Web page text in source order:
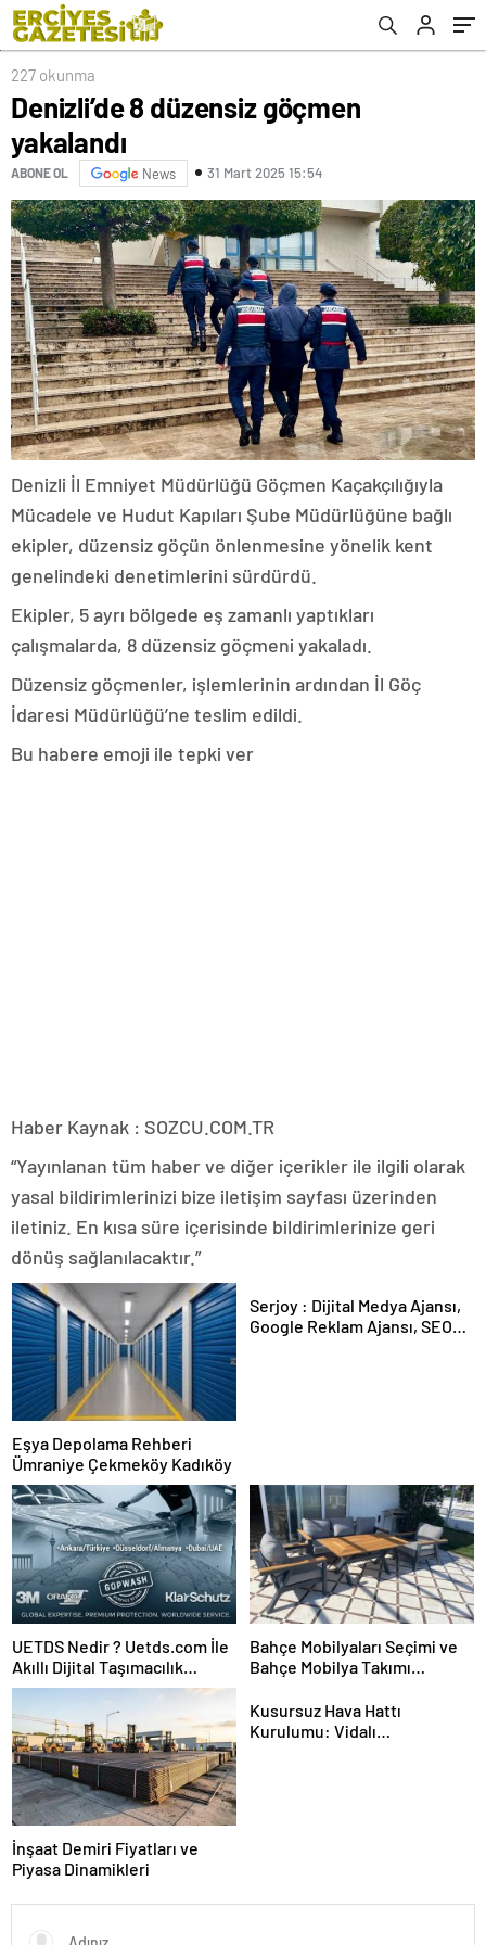
227 okunma
Denizli’de 8 düzensiz göçmen
yakalandı
ABONE OL News 31 Mart 2025 15:54
Denizli İl Emniyet Müdürlüğü Göçmen Kaçakçılığıyla
Mücadele ve Hudut Kapıları Şube Müdürlüğüne bağlı
ekipler, düzensiz göçün önlenmesine yönelik kent
genelindeki denetimlerini sürdürdü.
Ekipler, 5 ayrı bölgede eş zamanlı yaptıkları
çalışmalarda, 8 düzensiz göçmeni yakaladı.
Düzensiz göçmenler, işlemlerinin ardından İl Göç
İdaresi Müdürlüğü’ne teslim edildi.
Bu habere emoji ile tepki ver
Haber Kaynak : SOZCU.COM.TR
“Yayınlanan tüm haber ve diğer içerikler ile ilgili olarak
yasal bildirimlerinizi bize iletişim sayfası üzerinden
iletiniz. En kısa süre içerisinde bildirimlerinize geri
dönüş sağlanılacaktır.”
Eşya Depolama Rehberi
Ümraniye Çekmeköy Kadıköy
Serjoy : Dijital Medya Ajansı,
Google Reklam Ajansı, SEO
UETDS Nedir ? Uetds.com İle
Akıllı Dijital Taşımacılık
Yazılımı
Bahçe Mobilyaları Seçimi ve
Bahçe Mobilya Takımı
İnşaat Demiri Fiyatları ve
Piyasa Dinamikleri
Kusursuz Hava Hattı
Kurulumu: Vidalı